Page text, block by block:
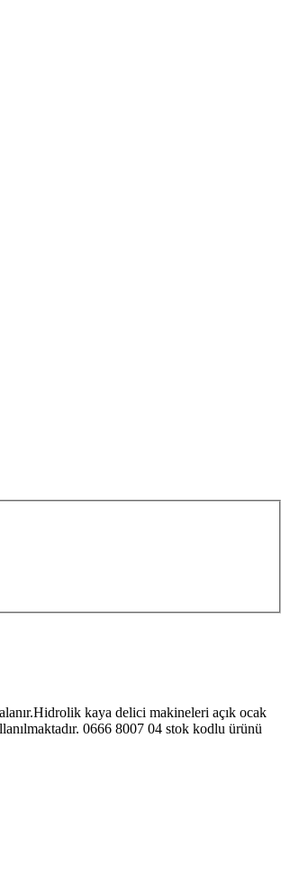
kaya delici makineleri açık ocak
0666 8007 04 stok kodlu ürünü